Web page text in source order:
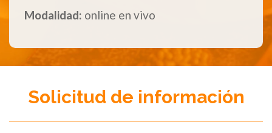
Modalidad: online en vivo
Solicitud de información